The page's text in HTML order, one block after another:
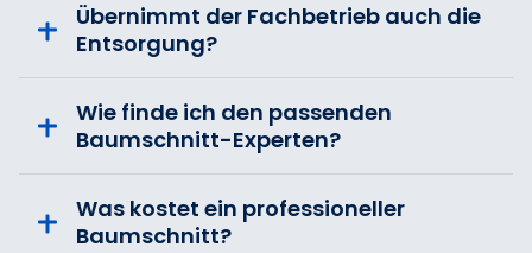
Übernimmt der Fachbetrieb auch die
Entsorgung?
Wie finde ich den passenden
Baumschnitt-Experten?
Was kostet ein professioneller
Baumschnitt?